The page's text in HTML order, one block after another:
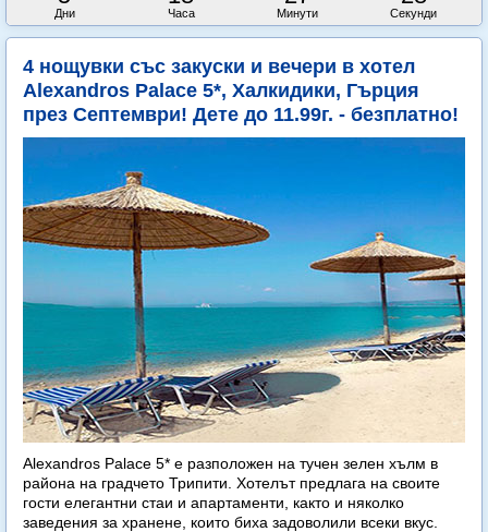
Дни Часа Минути Секунди
4 нощувки със закуски и вечери в хотел
Alexandros Palace 5*, Халкидики, Гърция
през Септември! Дете до 11.99г. - безплатно!
Alexandros Palace 5* e разположен на тучен зелен хълм в
района на градчето Трипити. Хотелът предлага на своите
гости елегантни стаи и апартаменти, както и няколко
заведения за хранене, които биха задоволили всеки вкус.